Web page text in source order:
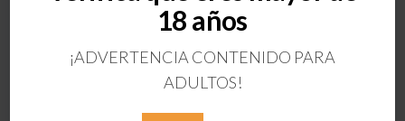
18 años
¡ADVERTENCIA CONTENIDO PARA
ADULTOS!
Deja una respuesta
Tu dirección de correo electrónico no será
Los campos obligatorios están